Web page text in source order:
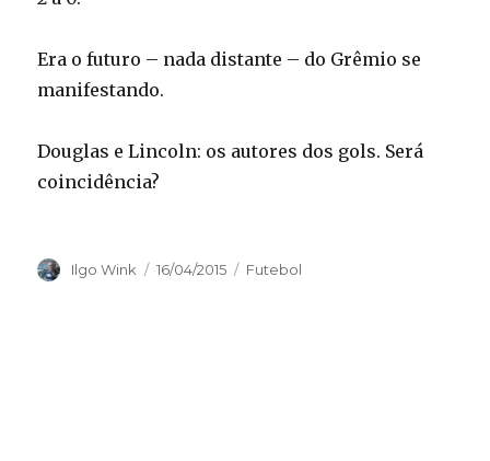
Era o futuro – nada distante – do Grêmio se
manifestando.
Douglas e Lincoln: os autores dos gols. Será
coincidência?
Autor
Ilgo Wink
Publicado
16/04/2015 Categorias
Futebol